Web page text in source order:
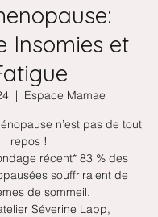
Insomies et
  |
Espace Mamae
n’est pas de tout
repos !
récent* 83 % des
souffriraient de
de sommeil.
Séverine Lapp,